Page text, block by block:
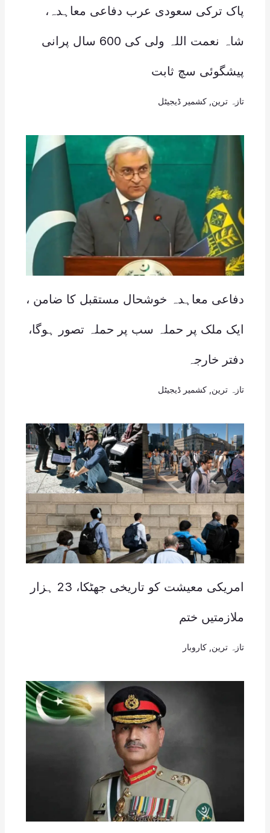
پاک ترکی سعودی عرب دفاعی معاہدہ،
شاہ نعمت اللہ ولی کی 600 سال پرانی
پیشگوئی سچ ثابت
تازہ ترین کشمیر ڈیجیٹل
دفاعی معاہدہ خوشحال مستقبل کا ضامن ،
ایک ملک پر حملہ سب پر حملہ تصور ہوگا،
دفتر خارجہ
تازہ ترین کشمیر ڈیجیٹل
امریکی معیشت کو تاریخی جھٹکا، 23 ہزار
ملازمتیں ختم
تازہ ترین کاروبار